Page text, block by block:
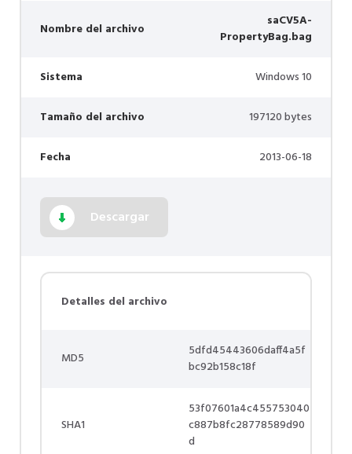
Nombre del archivo
saCV5A-
PropertyBag.bag
Sistema Windows 10
Tamaño del archivo 197120 bytes
Fecha 2013-06-18
Descargar
Detalles del archivo
MD5
5dfd45443606daff4a5f
bc92b158c18f
SHA1
53f07601a4c455753040
c887b8fc28778589d90
d